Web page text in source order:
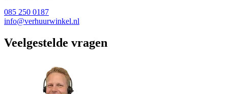
085 250 0187
info@verhuurwinkel.nl
Veelgestelde vragen